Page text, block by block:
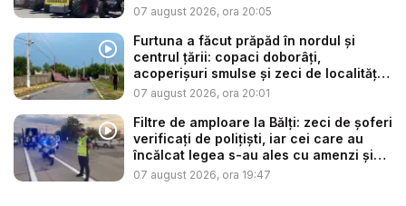
07 august 2026, ora 20:05
Furtuna a făcut prăpăd în nordul și
centrul țării: copaci doborâți,
acoperișuri smulse și zeci de localități
...
07 august 2026, ora 20:01
Filtre de amploare la Bălți: zeci de șoferi
verificați de polițiști, iar cei care au
încălcat legea s-au ales cu amenzi și
s...
07 august 2026, ora 19:47